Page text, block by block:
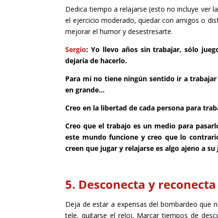
Dedica tiempo a relajarse (esto no incluye ver
el ejercicio moderado, quedar con amigos o
mejorar el humor y desestresarte.
Sergio: Yo llevo años sin trabajar, sólo
dejaría de hacerlo.
Para mí no tiene ningún sentido ir a
en grande…
Creo en la libertad de cada persona para
Creo que el trabajo es un medio para
este mundo funcione y creo que lo
creen que jugar y relajarse es algo ajeno a
5. Desconecta y reconecta
Deja de estar a expensas del bombardeo que
tele, quitarse el reloj. Marcar tiempos de